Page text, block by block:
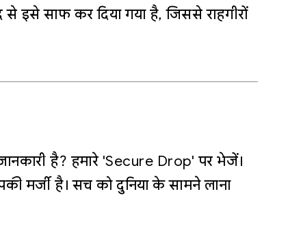
इसे साफ कर दिया गया है, जिससे राहगीरों
है? हमारे 'Secure Drop' पर भेजें।
मर्जी है। सच को दुनिया के सामने लाना